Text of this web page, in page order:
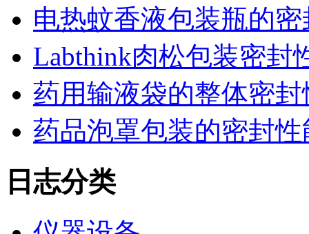
电热蚊香液包装瓶的
Labthink肉松包装密封
药用输液袋的整体密
药品泡罩包装的密封
日志分类